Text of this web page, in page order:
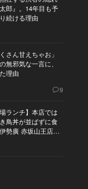
郎』。14年目も予
続ける理由
さん甘えちゃお」
無邪気な一言に、
理由
9
ランチ】本店では
鳥丼が並ばずに食
勢廣 赤坂山王店』